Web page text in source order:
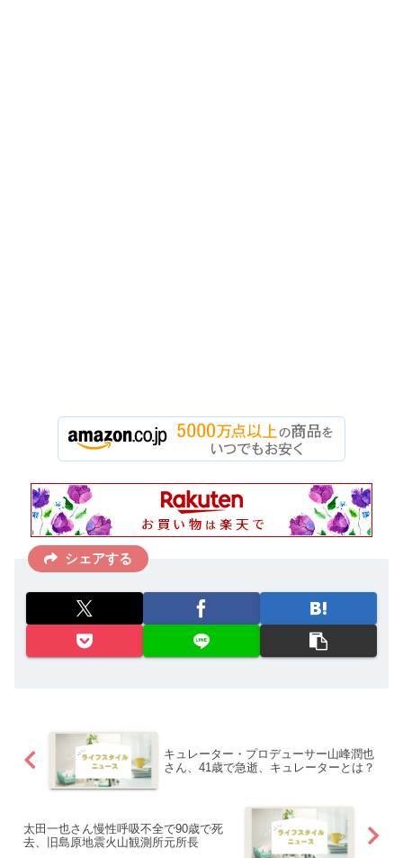
シェアする
キュレーター・プロデューサー山峰潤也
さん、41歳で急逝、キュレーターとは？
太田一也さん慢性呼吸不全で90歳で死
去、旧島原地震火山観測所元所長